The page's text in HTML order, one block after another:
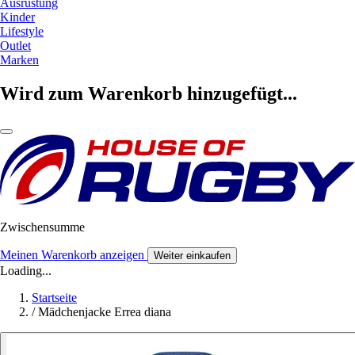
Ausrüstung
Kinder
Lifestyle
Outlet
Marken
Wird zum Warenkorb hinzugefügt...
Zwischensumme
Meinen Warenkorb anzeigen Weiter einkaufen
Loading...
Startseite
/ Mädchenjacke Errea diana